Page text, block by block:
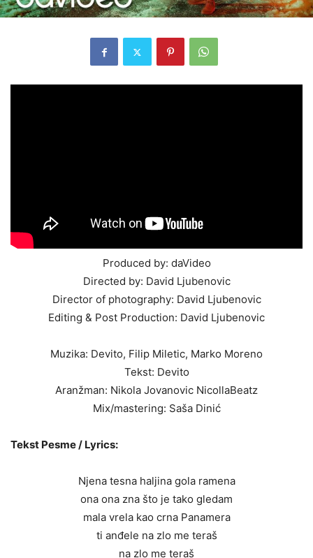
Produced by: daVideo
Directed by: David Ljubenovic
Director of photography: David Ljubenovic
Editing & Post Production: David Ljubenovic
Muzika: Devito, Filip Miletic, Marko Moreno
Tekst: Devito
Aranžman: Nikola Jovanovic NicollaBeatz
Mix/mastering: Saša Dinić
Tekst Pesme / Lyrics:
Njena tesna haljina gola ramena
ona ona zna što je tako gledam
mala vrela kao crna Panamera
ti anđele na zlo me teraš
na zlo me teraš